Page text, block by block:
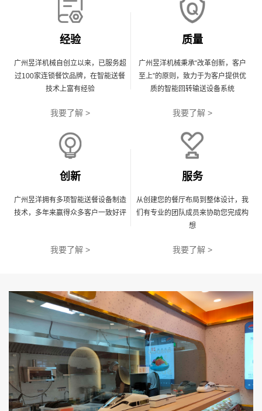
经验
广州昱洋机械自创立以来，已服务超
过100家连锁餐饮品牌，在智能送餐
技术上富有经验
我要了解 >
质量
广州昱洋机械秉承“改革创新，客户
至上”的原则，致力于为客户提供优
质的智能回转输送设备系统
我要了解 >
创新
广州昱洋拥有多项智能送餐设备制造
技术，多年来赢得众多客户一致好评
我要了解 >
服务
从创建您的餐厅布局到整体设计，我
们有专业的团队成员来协助您完成构
想
我要了解 >